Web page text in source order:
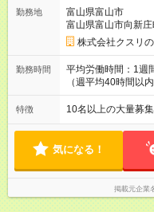
途、賞与（年2回）
は、別途月1万円支
だし、短時間勤務・
＝＝＝＝＝＝＝＝
ップ！ 職務内容に
就いた時点で年収
にできます。 ＝＝＝＝＝＝
期間なし
勤務地
富山県富山市
富山県富山市向新
株式会社クスリ
勤務時間
平均労働時間：1週
（週平均40時間以
＜店舗の基本営業
なります。 ＜シフト例＞ 早番：8時00分～17時00分 中番：11
1ヶ月単位の変形労
7.8時間ほど（2025年実績） ＜店舗の基本
時 ※勤務時間は店舗により異
時00分～17時00分
特徴 10名以上の大量募集
気になる！
掲載元企業